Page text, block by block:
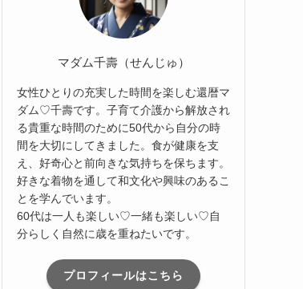
マダム千壽（せんじゅ）
女性ひとりの充実した時間を楽しむ還暦マ
ダム♡千壽です。子育て介護から解放され
る貴重な時間のために50代から自分の時
間を大切にしてきました。食が健康を支
え、好奇心と前向きな気持ちを保ちます。
好きな着物を通して和文化や興味のあるこ
とを学んでいます。
60代は一人も楽しい♡一緒も楽しい♡自
分らしく自然に歳を重ねたいです。
プロフィールはこちら